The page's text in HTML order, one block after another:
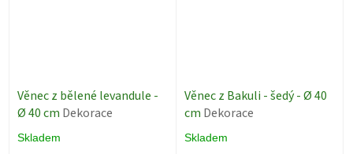
Věnec z bělené levandule -
Ø 40 cm Dekorace
Skladem
Věnec z Bakuli - šedý - Ø 40
cm Dekorace
Skladem